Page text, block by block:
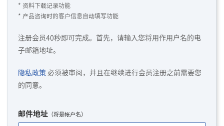
* 资料下载记录功能
* 产品咨询时的客户信息自动填写功能
注册会员40秒即可完成。首先，请输入您将用作用户名的电
子邮箱地址。
隐私政策 必须被审阅，并且在继续进行会员注册之前需要您
的同意。
邮件地址 （将是帐户名）